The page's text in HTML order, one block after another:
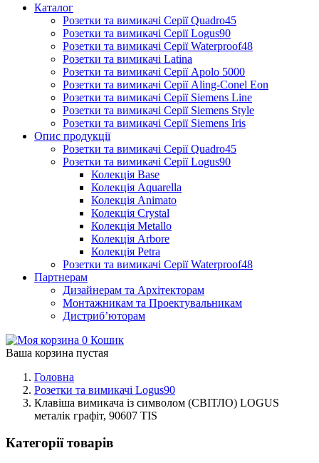
Каталог
Розетки та вимикачі Серії Quadro45
Розетки та вимикачі Серії Logus90
Розетки та вимикачі Серії Waterproof48
Розетки та вимикачі Latina
Розетки та вимикачі Серії Apolo 5000
Розетки та вимикачі Серії Aling-Conel Eon
Розетки та вимикачі Серії Siemens Line
Розетки та вимикачі Серії Siemens Style
Розетки та вимикачі Серії Siemens Iris
Опис продукції
Розетки та вимикачі Серії Quadro45
Розетки та вимикачі Серії Logus90
Колекція Base
Колекція Aquarella
Колекція Animato
Колекція Crystal
Колекція Metallo
Колекція Arbore
Колекція Petra
Розетки та вимикачі Серії Waterproof48
Партнерам
Дизайнерам та Архітекторам
Монтажникам та Проектувальникам
Дистриб’юторам
0 Кошик
Ваша корзина пустая
Головна
Розетки та вимикачі Logus90
Клавіша вимикача із символом (СВІТЛО) LOGUS
металік графіт, 90607 TIS
Категорії товарів